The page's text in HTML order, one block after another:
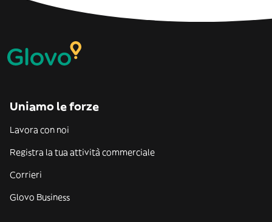
Uniamo le forze
Lavora con noi
Registra la tua attività commerciale
Corrieri
Glovo Business